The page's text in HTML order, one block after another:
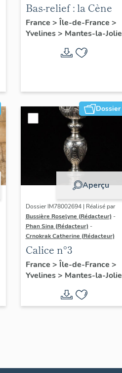
Bas-relief : la Cène
France > Île-de-France >
Yvelines> Mantes-la-Jolie
Dossier
Aperçu
Dossier IM78002694 | Réalisé par
Bussière Roselyne (Rédacteur) -
Phan Sina (Rédacteur) -
Crnokrak Catherine (Rédacteur)
Calice n°3
France > Île-de-France >
Yvelines> Mantes-la-Jolie